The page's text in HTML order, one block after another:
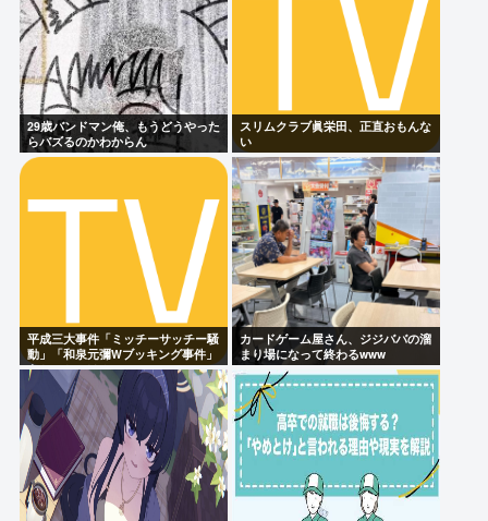
29歳バンドマン俺、もうどうやった
らバズるのかわからん
スリムクラブ眞栄田、正直おもんな
い
平成三大事件「ミッチーサッチー騒
動」「和泉元彌Wブッキング事件」
あとひとつは？
カードゲーム屋さん、ジジババの溜
まり場になって終わるwww